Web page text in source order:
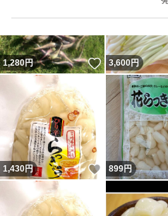
1,280円 いいね！
3,600円
1,430円 いいね！
899円